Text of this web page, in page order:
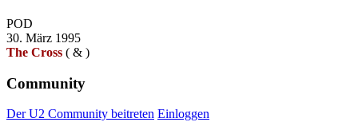
POD
30. März 1995
The Cross ( & )
Community
Der U2 Community beitreten Einloggen